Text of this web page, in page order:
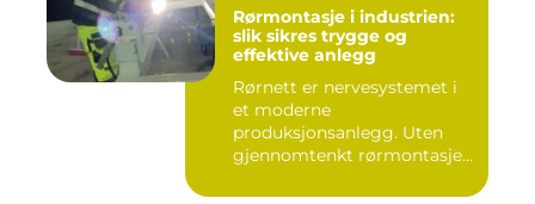
Rørmontasje i industrien:
slik sikres trygge og
effektive anlegg
Rørnett er nervesystemet i
et moderne
produksjonsanlegg. Uten
gjennomtenkt rørmontasje